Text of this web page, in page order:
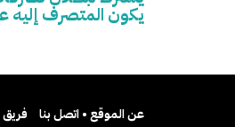
يكون المتصرف إليه
عن الموقع • اتصل بنا